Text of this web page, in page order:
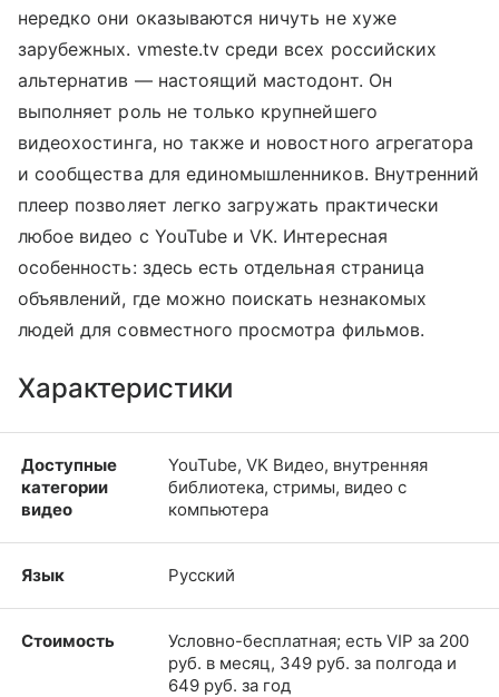
нередко они оказываются ничуть не хуже
зарубежных. vmeste.tv среди всех российских
альтернатив — настоящий мастодонт. Он
выполняет роль не только крупнейшего
видеохостинга, но также и новостного агрегатора
и сообщества для единомышленников. Внутренний
плеер позволяет легко загружать практически
любое видео с YouTube и VK. Интересная
особенность: здесь есть отдельная страница
объявлений, где можно поискать незнакомых
людей для совместного просмотра фильмов.
Характеристики
Доступные
категории
видео
YouTube, VK Видео, внутренняя
библиотека, стримы, видео с
компьютера
Язык Русский
Стоимость
Условно-бесплатная; есть VIP за 200
руб. в месяц, 349 руб. за полгода и
649 руб. за год